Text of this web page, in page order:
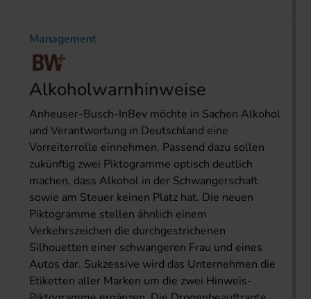
Management
Alkoholwarnhinweise
Anheuser-Busch-InBev möchte in Sachen Alkohol
und Verantwortung in Deutschland eine
Vorreiterrolle einnehmen. Passend dazu sollen
zukünftig zwei Piktogramme optisch deutlich
machen, dass Alkohol in der Schwangerschaft
sowie am Steuer keinen Platz hat. Die neuen
Piktogramme stellen ähnlich einem
Verkehrszeichen die durchgestrichenen
Silhouetten einer schwangeren Frau und eines
Autos dar. Sukzessive wird das Unternehmen die
Etiketten aller Marken um die zwei Hinweis-